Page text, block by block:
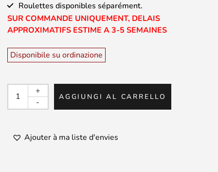
Roulettes disponibles séparément.
SUR COMMANDE UNIQUEMENT, DELAIS
APPROXIMATIFS ESTIME A 3-5 SEMAINES
Disponibile su ordinazione
BOLTZ
quantità
-
+
AGGIUNGI AL CARRELLO
Ajouter à ma liste d'envies